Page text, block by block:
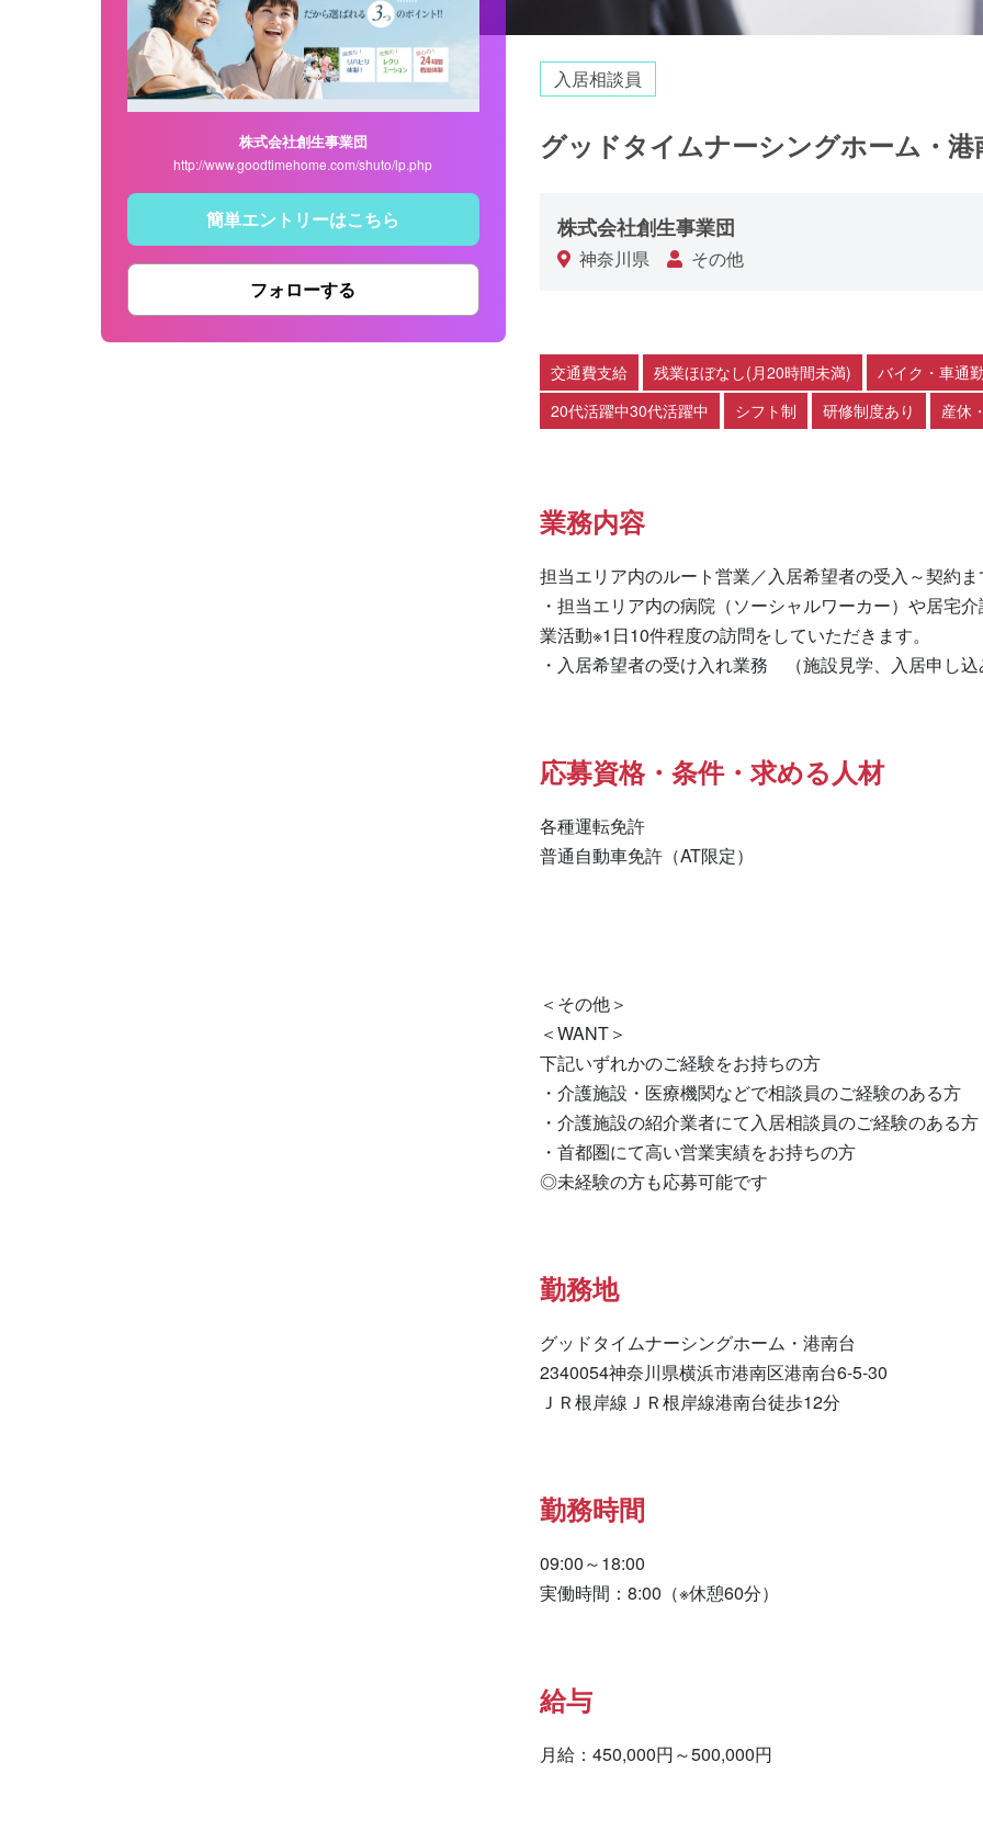
株式会社創生事業団
http://www.goodtimehome.com/shuto/lp.php
簡単エントリーはこちら
フォローする
入居相談員
グッドタイムナーシングホーム・港
株式会社創生事業団
神奈川県 その他
交通費支給 残業ほぼなし(月20時間未満) バイク・車通
20代活躍中30代活躍中
シフト制 研修制度あり 産休
業務内容
担当エリア内のルート営業／入居希望者の受入～契約ま
・担当エリア内の病院（ソーシャルワーカー）や居宅
業活動※1日10件程度の訪問をしていただきます。
・入居希望者の受け入れ業務　（施設見学、入居申し込
応募資格・条件・求める人材
各種運転免許
普通自動車免許（AT限定）
＜その他＞
＜WANT＞
下記いずれかのご経験をお持ちの方
・介護施設・医療機関などで相談員のご経験のある方
・介護施設の紹介業者にて入居相談員のご経験のある方
・首都圏にて高い営業実績をお持ちの方
◎未経験の方も応募可能です
勤務地
グッドタイムナーシングホーム・港南台
2340054神奈川県横浜市港南区港南台6-5-30
ＪＲ根岸線ＪＲ根岸線港南台徒歩12分
勤務時間
09:00～18:00
実働時間：8:00（※休憩60分）
給与
月給：450,000円～500,000円